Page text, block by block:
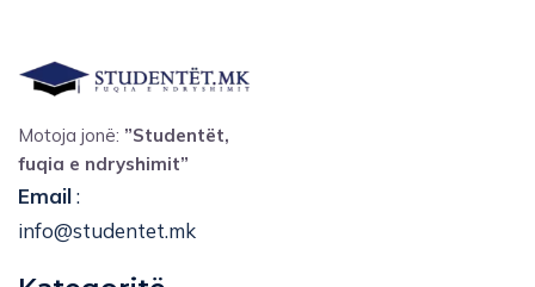
fuqia e ndryshimit”
Email:
info@studentet.mk